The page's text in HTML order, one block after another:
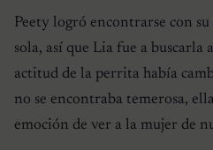
Peety logró encontrarse con
sola, así que Lia fue a buscarla
actitud de la perrita había
no se encontraba temerosa,
emoción de ver a la mujer de